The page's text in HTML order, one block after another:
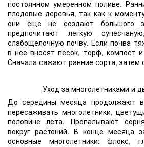
постоянном умеренном поливе.
плодовые деревья, так как к
они еще не создают большого
предпочитают легкую
слабощелочную почву. Если почва
в нее вносят песок, торф, компост
Сначала сажают ранние сорта, затем
Уход за многолетниками и
До середины месяца продолжают
пересаживать многолетники,
половине лета. Пропалывают
вокруг растений. В конце месяца
основные многолетники: флокс,